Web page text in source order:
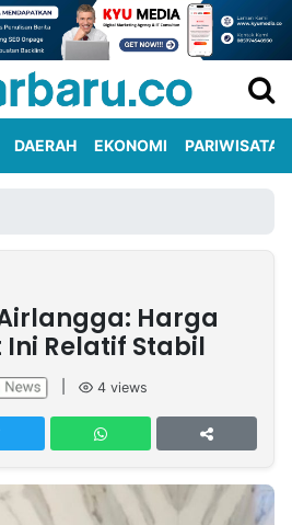
DAERAH EKONOMI PARIWISATA
Harga
Relatif Stabil
4 views